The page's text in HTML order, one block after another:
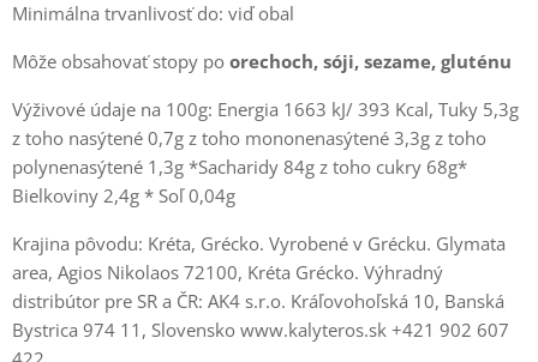
Minimálna trvanlivosť do: viď obal
Môže obsahovať stopy po orechoch, sóji, sezame, gluténu
Výživové údaje na 100g: Energia 1663 kJ/ 393 Kcal, Tuky 5,3g
z toho nasýtené 0,7g z toho mononenasýtené 3,3g z toho
polynenasýtené 1,3g *Sacharidy 84g z toho cukry 68g*
Bielkoviny 2,4g * Soľ 0,04g
Krajina pôvodu: Kréta, Grécko. Vyrobené v Grécku. Glymata
area, Agios Nikolaos 72100, Kréta Grécko. Výhradný
distribútor pre SR a ČR: AK4 s.r.o. Kráľovohoľská 10, Banská
Bystrica 974 11, Slovensko www.kalyteros.sk +421 902 607